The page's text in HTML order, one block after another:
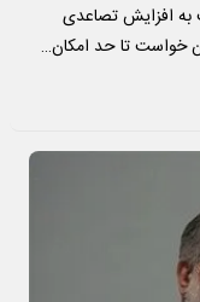
افزایش تصاعدی
خواست تا حد امکان…